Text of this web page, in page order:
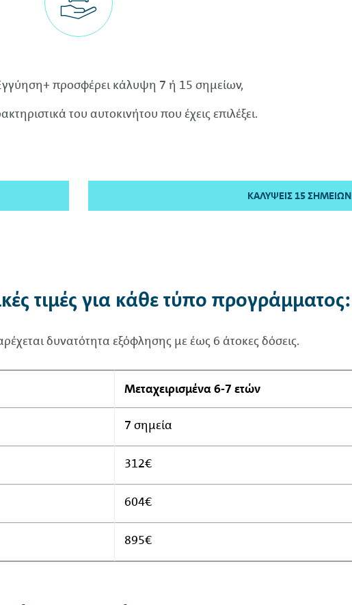
προσφέρει κάλυψη 7 ή 15 σημείων,
του αυτοκινήτου που έχεις επιλέξει.
ΚΑΛΎΨΕΙΣ 15 ΣΗΜΕΊΩΝ
τιμές για κάθε τύπο προγράμματος:
δυνατότητα εξόφλησης με έως 6 άτοκες δόσεις.
Μεταχειρισμένα 6-7 ετών
7 σημεία
312€
604€
895€